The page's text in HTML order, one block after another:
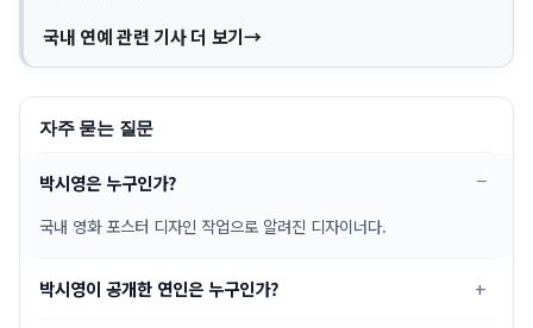
국내 연예 관련 기사 더 보기
자주 묻는 질문
박시영은 누구인가?
국내 영화 포스터 디자인 작업으로 알려진 디자이너다.
박시영이 공개한 연인은 누구인가?